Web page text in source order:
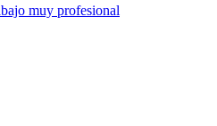
muy profesional